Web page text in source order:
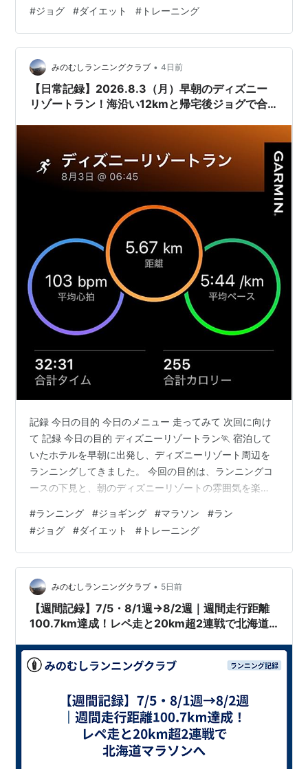
ニュー メニュー内容：インターバル走1000m×5 距離：
アップ3km インターバル走1000m×5（R400mジョグ）
ダウン5km コース：北区中央公園 走ってみて 連日のラ
ンによる疲労感は多少ありましたが、走りにはほとん
ど…
#ジョグ #ダイエット # トレーニング
みのむしランニングクラブ • 4日前
【日常記録】2026.8.3（月）早朝のディズニー
リゾートラン！海沿い12kmと帰宅後ジョグで合
記録 今日の目的 今日のメニュー 走ってみて 次回に向け
て 記録 今日の目的 ディズニーリゾートラン🏃 宿泊して
いたホテルを早朝に出発し、ディズニーリゾート周辺を
ランニングしてきました。 今回の目的は、ランニングコ
ースの下見と、朝のディズニーリゾートの雰囲気を楽し
た。 今日のメニュー メニュー内容：ディズニーリゾート
ラン 距離：ディズニーリゾートラン合計12km Eペースジ
ョグ10km コース：ディズニーリゾート周辺 チョコザッ
プ 走ってみて 曇り空で日差しも弱く、この時期としては
比較的走りやすいコンディションでした。 ディズニーリ
ゾート周辺は…
#ランニング #ジョギング #マラソン #ラン
#ジョグ #ダイエット # トレーニング
みのむしランニングクラブ • 5日前
【週間記録】7/5・8/1週→8/2週｜週間走行距離
100.7km達成！レペ走と20km超2連戦で北海道